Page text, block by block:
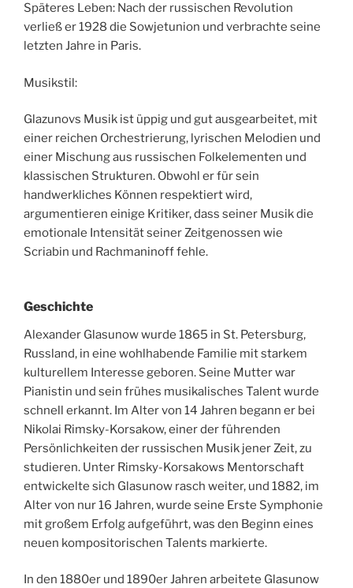
Späteres Leben: Nach der russischen Revolution
verließ er 1928 die Sowjetunion und verbrachte seine
letzten Jahre in Paris.
Musikstil:
Glazunovs Musik ist üppig und gut ausgearbeitet, mit
einer reichen Orchestrierung, lyrischen Melodien und
einer Mischung aus russischen Folkelementen und
klassischen Strukturen. Obwohl er für sein
handwerkliches Können respektiert wird,
argumentieren einige Kritiker, dass seiner Musik die
emotionale Intensität seiner Zeitgenossen wie
Scriabin und Rachmaninoff fehle.
Geschichte
Alexander Glasunow wurde 1865 in St. Petersburg,
Russland, in eine wohlhabende Familie mit starkem
kulturellem Interesse geboren. Seine Mutter war
Pianistin und sein frühes musikalisches Talent wurde
schnell erkannt. Im Alter von 14 Jahren begann er bei
Nikolai Rimsky-Korsakow, einer der führenden
Persönlichkeiten der russischen Musik jener Zeit, zu
studieren. Unter Rimsky-Korsakows Mentorschaft
entwickelte sich Glasunow rasch weiter, und 1882, im
Alter von nur 16 Jahren, wurde seine Erste Symphonie
mit großem Erfolg aufgeführt, was den Beginn eines
neuen kompositorischen Talents markierte.
In den 1880er und 1890er Jahren arbeitete Glasunow